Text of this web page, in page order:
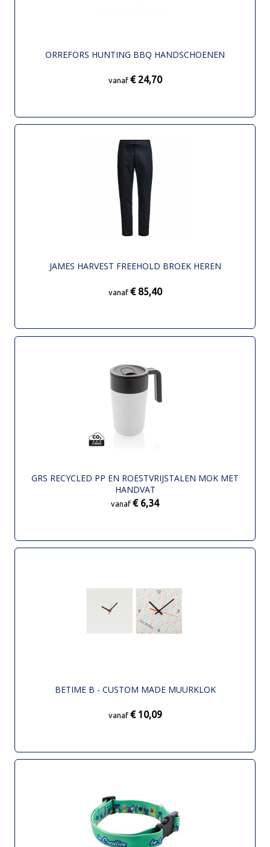
ORREFORS HUNTING BBQ HANDSCHOENEN
vanaf € 24,70
JAMES HARVEST FREEHOLD BROEK HEREN
vanaf € 85,40
GRS RECYCLED PP EN ROESTVRIJSTALEN MOK MET
HANDVAT
vanaf € 6,34
BETIME B - CUSTOM MADE MUURKLOK
vanaf € 10,09